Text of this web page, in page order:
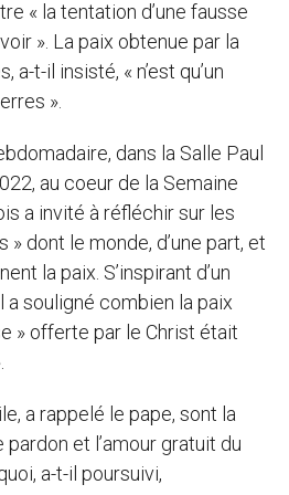
« la tentation d’une fausse
». La paix obtenue par la
t-il insisté, « n’est qu’un
».
dans la Salle Paul
au coeur de la Semaine
a invité à réfléchir sur les
dont le monde, d’une part, et
la paix. S’inspirant d’un
souligné combien la paix
» offerte par le Christ était
a rappelé le pape, sont la
et l’amour gratuit du
a-t-il poursuivi,